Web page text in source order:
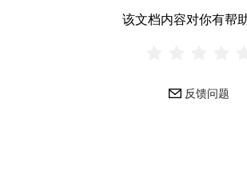
该文档内容对你有帮
反馈问题